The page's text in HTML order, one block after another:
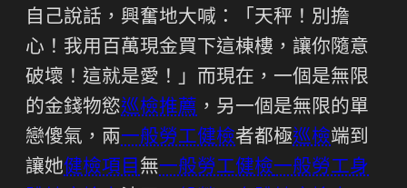
自己說話，興奮地大喊：「天秤！別擔
心！我用百萬現金買下這棟樓，讓你隨意
破壞！這就是愛！」而現在，一個是無限
的金錢物慾巡檢推薦 ，另一個是無限的單
戀傻氣，兩一般勞工健檢者都極巡檢端到
讓她健檢項目無一般勞工健檢一般勞工身